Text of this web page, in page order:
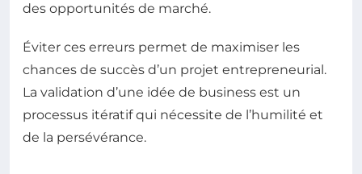
des opportunités de marché.
Éviter ces erreurs permet de maximiser les
chances de succès d’un projet entrepreneurial.
La validation d’une idée de business est un
processus itératif qui nécessite de l’humilité et
de la persévérance.